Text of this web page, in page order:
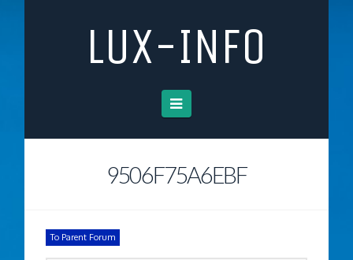
LUX-INFO
Navigation
9506F75A6EBF
To Parent Forum